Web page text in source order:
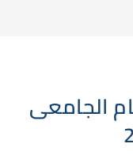
الجامعى